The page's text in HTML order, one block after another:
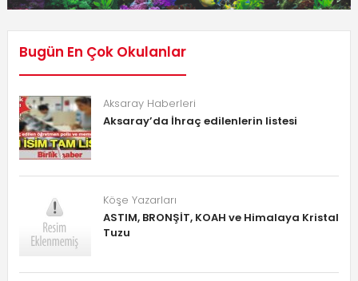
Bugün En Çok Okulanlar
Aksaray Haberleri
Aksaray’da İhraç edilenlerin listesi
Köşe Yazarları
ASTIM, BRONŞİT, KOAH ve Himalaya Kristal
Tuzu